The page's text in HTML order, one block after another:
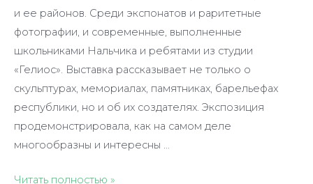
и ее районов. Среди экспонатов и раритетные
фотографии, и современные, выполненные
школьниками Нальчика и ребятами из студии
«Гелиос». Выставка рассказывает не только о
скульптурах, мемориалах, памятниках, барельефах
республики, но и об их создателях. Экспозиция
продемонстрировала, как на самом деле
многообразны и интересны …
В
Читать полностью »